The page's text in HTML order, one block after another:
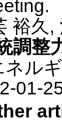
.
裕久,
調整
ネル
01-